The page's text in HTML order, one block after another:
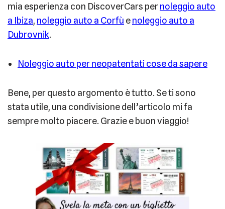
mia esperienza con DiscoverCars pernoleggio auto
a Ibiza, noleggio auto a Corfù enoleggio auto a
Dubrovnik.
Noleggio auto per neopatentati cose da sapere
Bene, per questo argomento è tutto. Se ti sono
stata utile, una condivisione dell’articolo mi fa
sempre molto piacere. Grazie e buon viaggio!